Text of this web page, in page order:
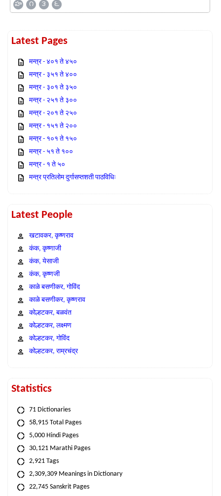
హ
౧ ౩ ౬
Latest Pages
मन्त्र - ४०१ ते ४५०
मन्त्र - ३५१ ते ४००
मन्त्र - ३०१ ते ३५०
मन्त्र - २५१ ते ३००
मन्त्र - २०१ ते २५०
मन्त्र - १५१ ते २००
मन्त्र - १०१ ते १५०
मन्त्र - ५१ ते १००
मन्त्र - १ ते ५०
मन्त्र प्रतिलोम दुर्गासप्तशती पाठविधिः
Latest People
खटावकर, कृष्णराव
कंक, कृष्णाजी
कंक, येसाजी
कंक, कृष्णजी
काळे बसणीकर, गोविंद
काळे बसणीकर, कृष्णराव
कोल्हटकर, बळवंत
कोल्हटकर, लक्ष्मण
कोल्हटकर, गोविंद
कोल्हटकर, राम्रचंद्र
Statistics
71 Dictionaries
58,915 Total Pages
5,000 Hindi Pages
30,121 Marathi Pages
2,921 Tags
2,309,309 Meanings in Dictionary
22,745 Sanskrit Pages